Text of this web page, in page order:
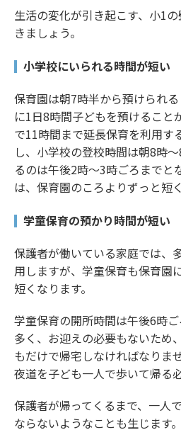
生活の変化が引き起こす、小1
きましょう。
小学校にいられる時間が短い
保育園は朝7時半から預けられ
に1日8時間子どもを預けること
で11時間まで延長保育を利用す
し、小学校の登校時間は朝8時
るのは午後2時～3時ごろまでと
は、保育園のころよりずっと短
学童保育の預かり時間が短い
保護者が働いている家庭では、
用しますが、学童保育も保育園
短くなります。
学童保育の開所時間は午後6時
多く、お迎えの必要もないため
もだけで帰宅しなければなりま
夜道を子ども一人で歩いて帰る
保護者が帰ってくるまで、一人
ならないようなことも生じます。